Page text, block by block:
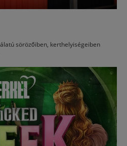
sörözőiben, kerthelyiségeiben